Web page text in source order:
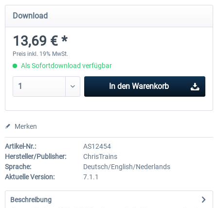
ICE 4 (BR 412)
34,95 € *
Stadler Flirt 3
Download
13,69 € *
Preis inkl. 19% MwSt.
Als Sofortdownload verfügbar
In den Warenkorb
Merken
Artikel-Nr.:
AS12454
Hersteller/Publisher:
ChrisTrains
Sprache:
Deutsch/English/Nederlands
Aktuelle Version:
7.1.1
Beschreibung